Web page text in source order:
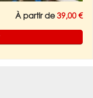
À partir de39,00 €